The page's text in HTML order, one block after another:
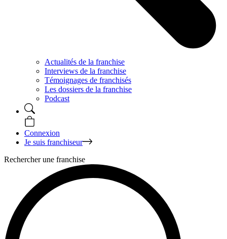
Actualités de la franchise
Interviews de la franchise
Témoignages de franchisés
Les dossiers de la franchise
Podcast
Connexion
Je suis franchiseur
Rechercher une franchise